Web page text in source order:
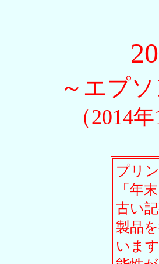
～エプ
（2014
プリ
「年
古い
製品
いま